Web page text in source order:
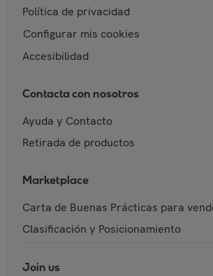
Política de privacidad
Configurar mis cookies
Accesibilidad
Contacta con nosotros
Ayuda y Contacto
Retirada de productos
Marketplace
Carta de Buenas Prácticas para
Clasificación y Posicionamiento
Join us